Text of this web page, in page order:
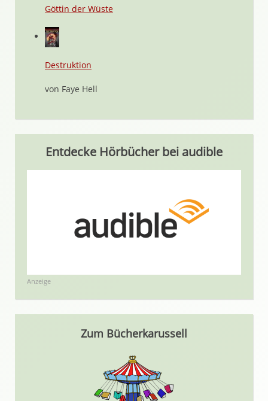
Göttin der Wüste
Destruktion
von Faye Hell
Entdecke Hörbücher bei audible
Anzeige
Zum Bücherkarussell